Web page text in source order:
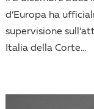
d’Europa ha
supervisione
Italia della Corte...